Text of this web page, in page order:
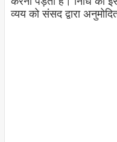
व्यय को संसद द्वारा